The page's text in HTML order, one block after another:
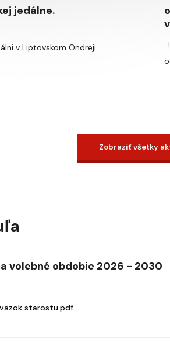
jedálne.
v Liptovskom Ondreji
Zobraziť všetky
volebné obdobie 2026 - 2030
starostu.pdf